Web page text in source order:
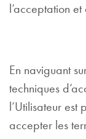
l’acceptation
En naviguant
techniques
l’Utilisateur est
accepter les